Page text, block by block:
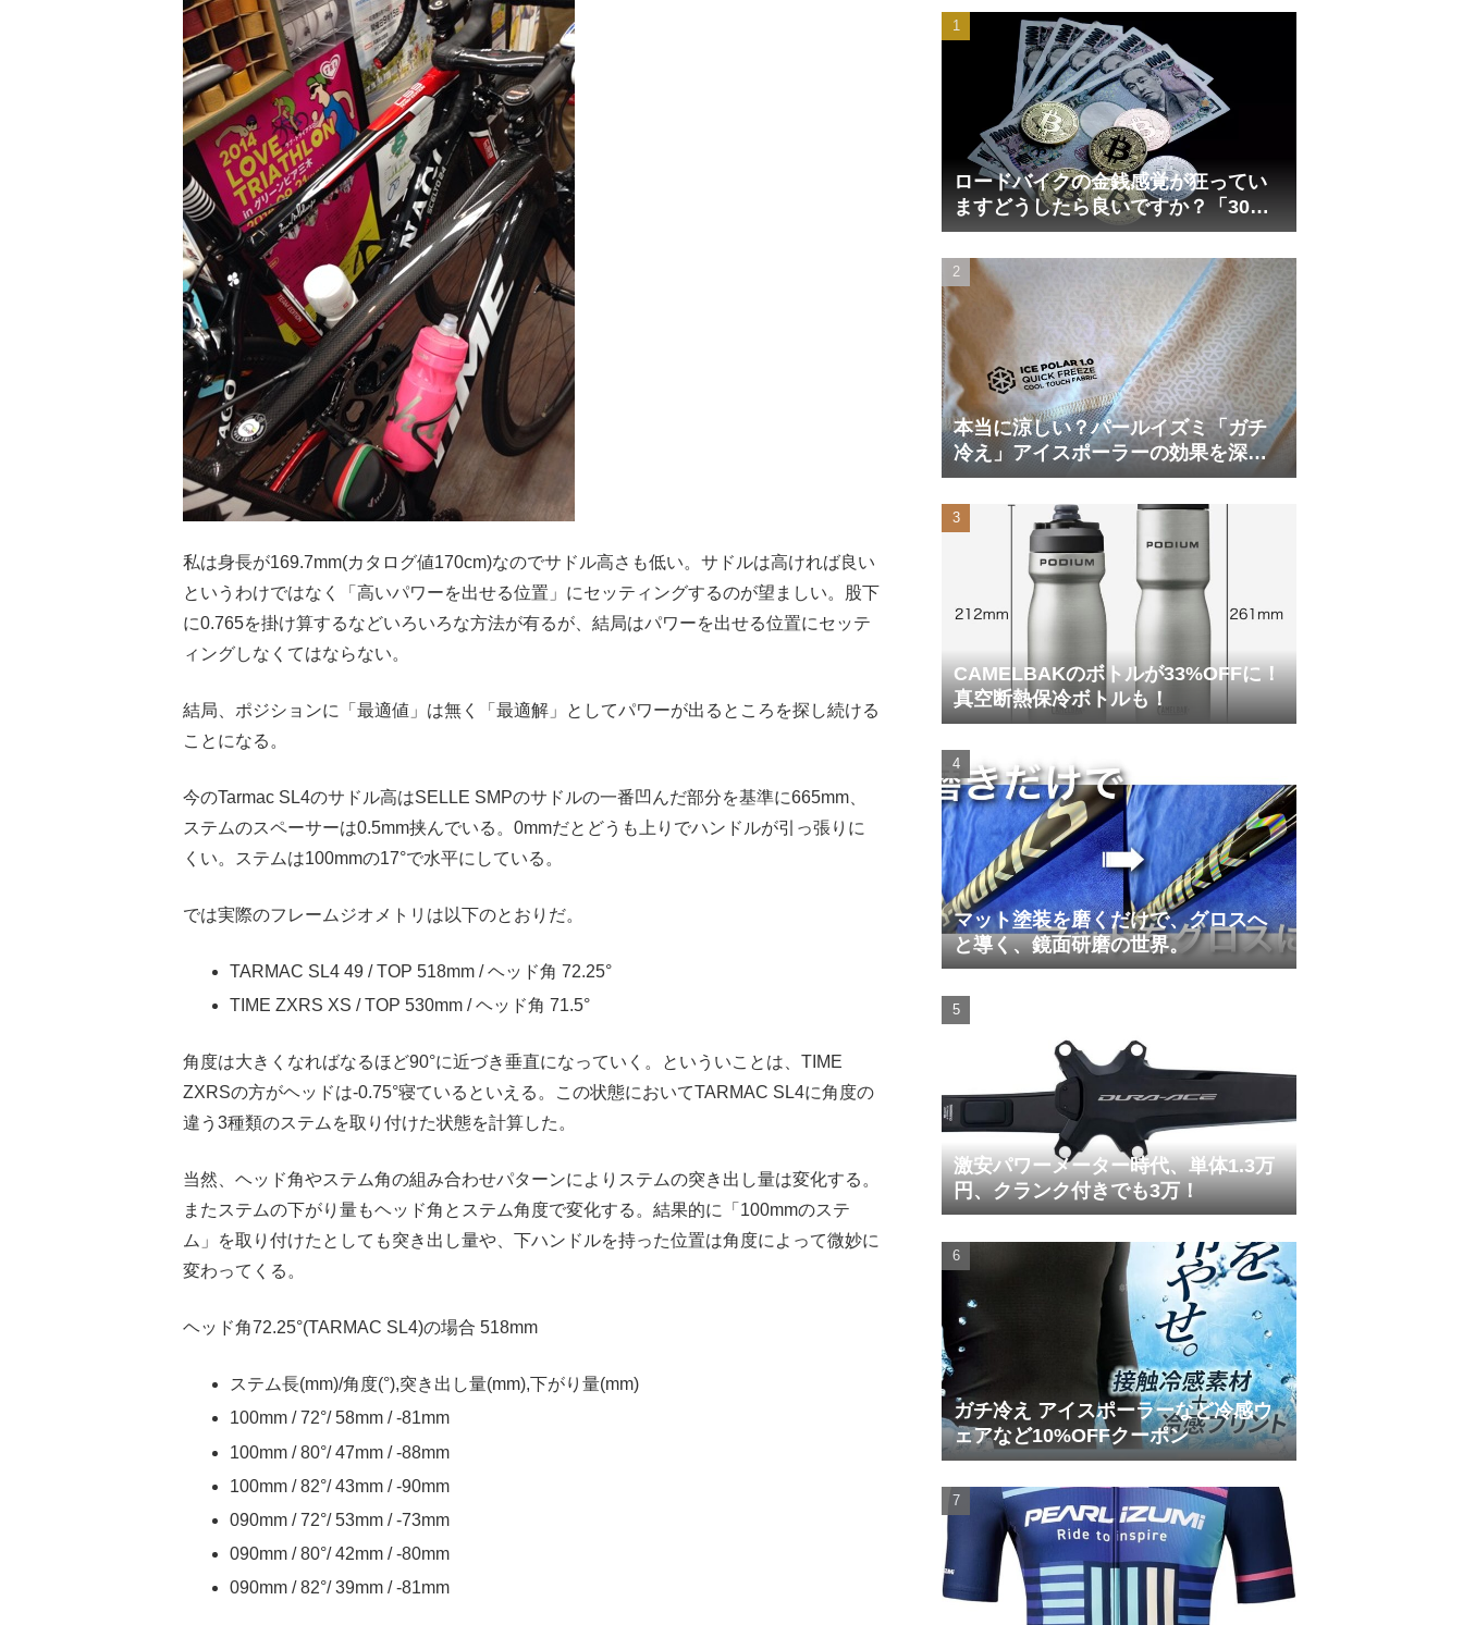
私は身長が169.7mm(カタログ値170cm)なのでサドル高さも低い。サドルは高ければ良い
というわけではなく「高いパワーを出せる位置」にセッティングするのが望ましい。股下
に0.765を掛け算するなどいろいろな方法が有るが、結局はパワーを出せる位置にセッテ
ィングしなくてはならない。
結局、ポジションに「最適値」は無く「最適解」としてパワーが出るところを探し続ける
ことになる。
今のTarmac SL4のサドル高はSELLE SMPのサドルの一番凹んだ部分を基準に665mm、
ステムのスペーサーは0.5mm挟んでいる。0mmだとどうも上りでハンドルが引っ張りに
くい。ステムは100mmの17°で水平にしている。
では実際のフレームジオメトリは以下のとおりだ。
TARMAC SL4 49 / TOP 518mm / ヘッド角 72.25°
TIME ZXRS XS / TOP 530mm / ヘッド角 71.5°
角度は大きくなればなるほど90°に近づき垂直になっていく。といういことは、TIME
ZXRSの方がヘッドは-0.75°寝ているといえる。この状態においてTARMAC SL4に角度の
違う3種類のステムを取り付けた状態を計算した。
当然、ヘッド角やステム角の組み合わせパターンによりステムの突き出し量は変化する。
またステムの下がり量もヘッド角とステム角度で変化する。結果的に「100mmのステ
ム」を取り付けたとしても突き出し量や、下ハンドルを持った位置は角度によって微妙に
変わってくる。
ヘッド角72.25°(TARMAC SL4)の場合 518mm
ステム長(mm)/角度(°),突き出し量(mm),下がり量(mm)
100mm / 72°/ 58mm / -81mm
100mm / 80°/ 47mm / -88mm
100mm / 82°/ 43mm / -90mm
090mm / 72°/ 53mm / -73mm
090mm / 80°/ 42mm / -80mm
090mm / 82°/ 39mm / -81mm
ロードバイクの金銭感覚が狂ってい
ますどうしたら良いですか？「30万
円は安い」の正体
本当に涼しい？パールイズミ「ガチ
冷え」アイスポーラーの効果を深部
体温計COREで測ってみた
CAMELBAKのボトルが33%OFFに！
真空断熱保冷ボトルも！
マット塗装を磨くだけで、グロスへ
と導く、鏡面研磨の世界。
激安パワーメーター時代、単体1.3万
円、クランク付きでも3万！
ガチ冷え アイスポーラーなど冷感ウ
ェアなど10%OFFクーポン